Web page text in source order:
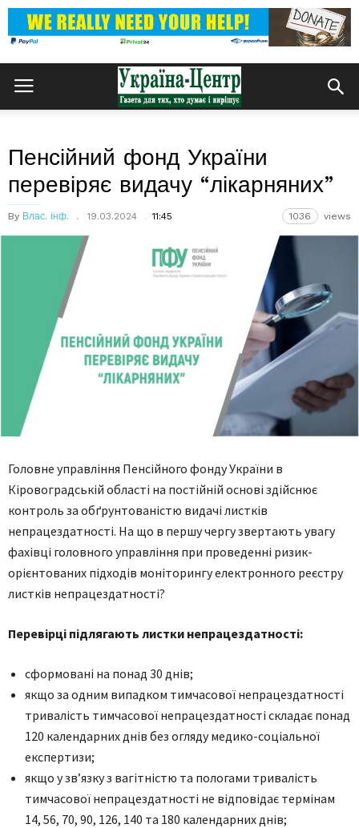
Пенсійний фонд України
перевіряє видачу “лікарняних”
By Влас. інф. 19.03.2024 11:45 1036 views
Головне управління Пенсійного фонду України в
Кіровоградській області на постійній основі здійснює
контроль за обґрунтованістю видачі листків
непрацездатності. На що в першу чергу звертають увагу
фахівці головного управління при проведенні ризик-
орієнтованих підходів моніторингу електронного реєстру
листків непрацездатності?
Перевірці підлягають листки непрацездатності:
сформовані на понад 30 днів;
якщо за одним випадком тимчасової непрацездатності
тривалість тимчасової непрацездатності складає понад
120 календарних днів без огляду медико-соціальної
експертизи;
якщо у звʼязку з вагітністю та пологами тривалість
тимчасової непрацездатності не відповідає термінам
14, 56, 70, 90, 126, 140 та 180 календарних днів;